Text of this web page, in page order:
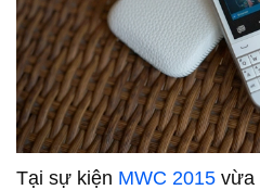
Tại sự kiện MWC 2015 vừa